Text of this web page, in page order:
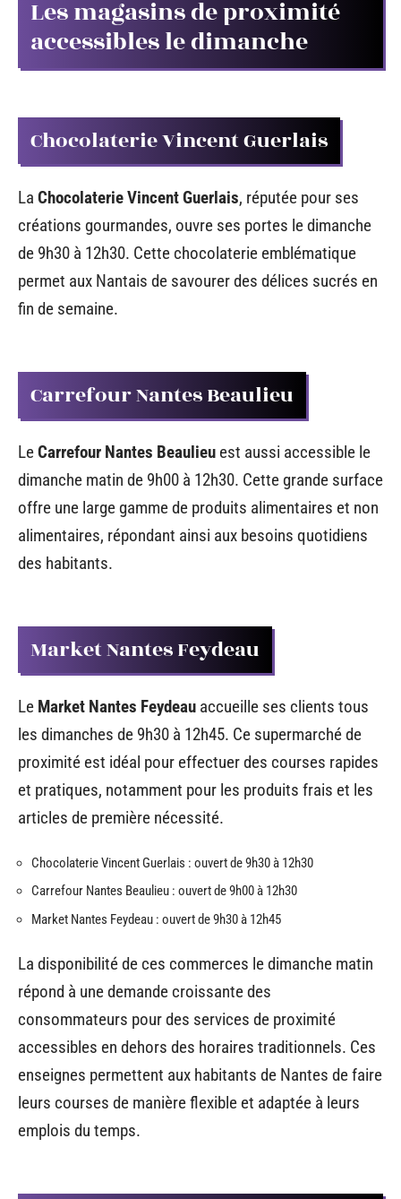
Les magasins de proximité
accessibles le dimanche
Chocolaterie Vincent Guerlais
La Chocolaterie Vincent Guerlais, réputée pour ses
créations gourmandes, ouvre ses portes le dimanche
de 9h30 à 12h30. Cette chocolaterie emblématique
permet aux Nantais de savourer des délices sucrés en
fin de semaine.
Carrefour Nantes Beaulieu
LeCarrefour Nantes Beaulieu est aussi accessible le
dimanche matin de 9h00 à 12h30. Cette grande surface
offre une large gamme de produits alimentaires et non
alimentaires, répondant ainsi aux besoins quotidiens
des habitants.
Market Nantes Feydeau
Le Market Nantes Feydeau accueille ses clients tous
les dimanches de 9h30 à 12h45. Ce supermarché de
proximité est idéal pour effectuer des courses rapides
et pratiques, notamment pour les produits frais et les
articles de première nécessité.
Chocolaterie Vincent Guerlais : ouvert de 9h30 à 12h30
Carrefour Nantes Beaulieu : ouvert de 9h00 à 12h30
Market Nantes Feydeau : ouvert de 9h30 à 12h45
La disponibilité de ces commerces le dimanche matin
répond à une demande croissante des
consommateurs pour des services de proximité
accessibles en dehors des horaires traditionnels. Ces
enseignes permettent aux habitants de Nantes de faire
leurs courses de manière flexible et adaptée à leurs
emplois du temps.